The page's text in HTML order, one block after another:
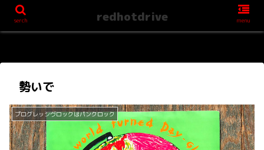
勢いで
プログレッシヴロックはパンクロック
serch redhotdrive menu